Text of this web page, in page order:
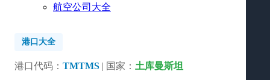
航空公司大全
港口大全
港口代码： TMTMS | 国家： 土库曼斯坦